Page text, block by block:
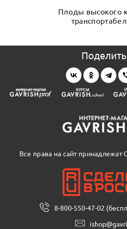
Плоды высокого
Все права на сайт
8-800-550-47-02